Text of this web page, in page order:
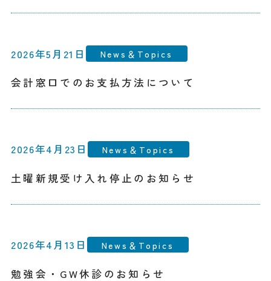
2026年5月21日 News＆Topics
会計窓口でのお支払方法について
2026年4月23日 News＆Topics
土曜新規受け入れ停止のお知らせ
2026年4月13日 News＆Topics
勉強会・GW休診のお知らせ